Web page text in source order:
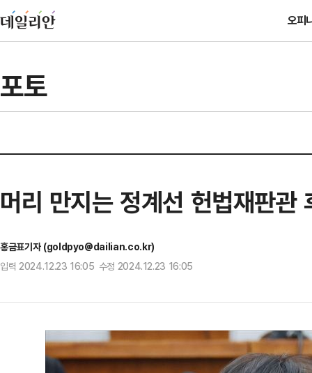
오피
포토
머리 만지는 정계선 헌법재판관
홍금표기자 (goldpyo@dailian.co.kr)
입력 2024.12.23 16:05 수정 2024.12.23 16:05